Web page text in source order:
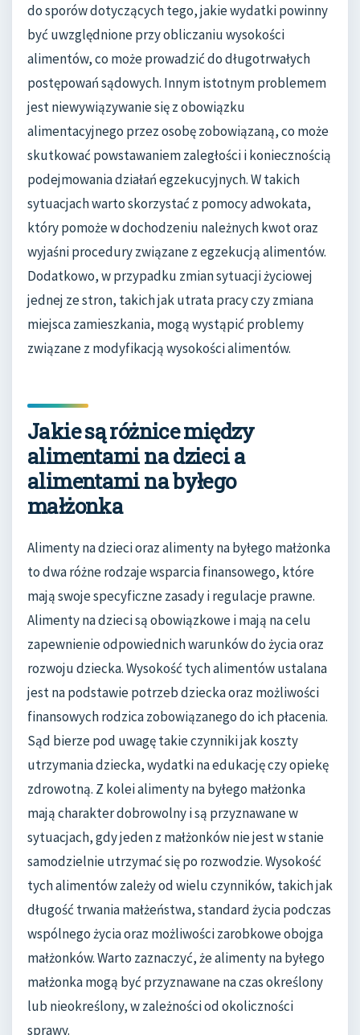
do sporów dotyczących tego, jakie wydatki powinny
być uwzględnione przy obliczaniu wysokości
alimentów, co może prowadzić do długotrwałych
postępowań sądowych. Innym istotnym problemem
jest niewywiązywanie się z obowiązku
alimentacyjnego przez osobę zobowiązaną, co może
skutkować powstawaniem zaległości i koniecznością
podejmowania działań egzekucyjnych. W takich
sytuacjach warto skorzystać z pomocy adwokata,
który pomoże w dochodzeniu należnych kwot oraz
wyjaśni procedury związane z egzekucją alimentów.
Dodatkowo, w przypadku zmian sytuacji życiowej
jednej ze stron, takich jak utrata pracy czy zmiana
miejsca zamieszkania, mogą wystąpić problemy
związane z modyfikacją wysokości alimentów.
Jakie są różnice między
alimentami na dzieci a
alimentami na byłego
małżonka
Alimenty na dzieci oraz alimenty na byłego małżonka
to dwa różne rodzaje wsparcia finansowego, które
mają swoje specyficzne zasady i regulacje prawne.
Alimenty na dzieci są obowiązkowe i mają na celu
zapewnienie odpowiednich warunków do życia oraz
rozwoju dziecka. Wysokość tych alimentów ustalana
jest na podstawie potrzeb dziecka oraz możliwości
finansowych rodzica zobowiązanego do ich płacenia.
Sąd bierze pod uwagę takie czynniki jak koszty
utrzymania dziecka, wydatki na edukację czy opiekę
zdrowotną. Z kolei alimenty na byłego małżonka
mają charakter dobrowolny i są przyznawane w
sytuacjach, gdy jeden z małżonków nie jest w stanie
samodzielnie utrzymać się po rozwodzie. Wysokość
tych alimentów zależy od wielu czynników, takich jak
długość trwania małżeństwa, standard życia podczas
wspólnego życia oraz możliwości zarobkowe obojga
małżonków. Warto zaznaczyć, że alimenty na byłego
małżonka mogą być przyznawane na czas określony
lub nieokreślony, w zależności od okoliczności
sprawy.